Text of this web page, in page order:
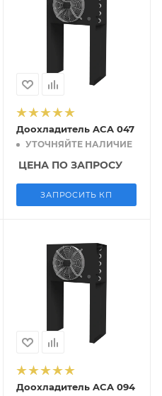
Доохладитель ACA 047
УТОЧНЯЙТЕ НАЛИЧИЕ
ЦЕНА ПО ЗАПРОСУ
ЗАПРОСИТЬ КП
Доохладитель ACA 094